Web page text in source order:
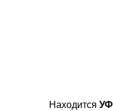
Находится УФ